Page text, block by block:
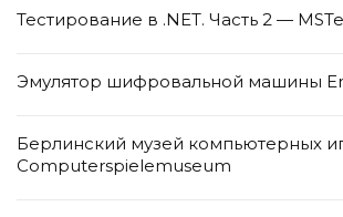
Тестирование в .NET. Часть 2 —
Эмулятор шифровальной машины
Берлинский музей компьютерных
Computerspielemuseum